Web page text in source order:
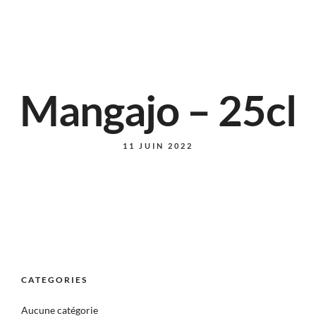
Mangajo – 25cl
11 JUIN 2022
CATEGORIES
Aucune catégorie